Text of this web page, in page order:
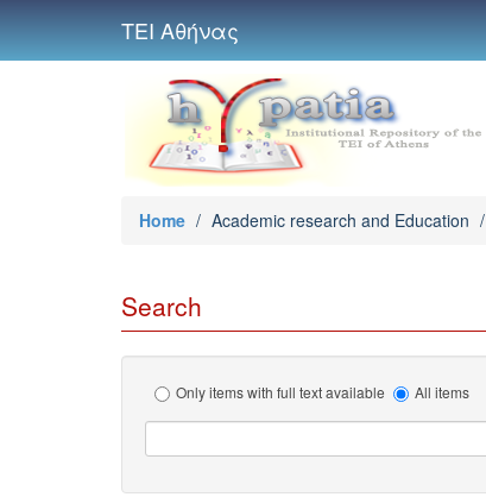
ΤΕΙ Αθήνας
Home / Academic research and Education /
Search
Only items with full text available All items